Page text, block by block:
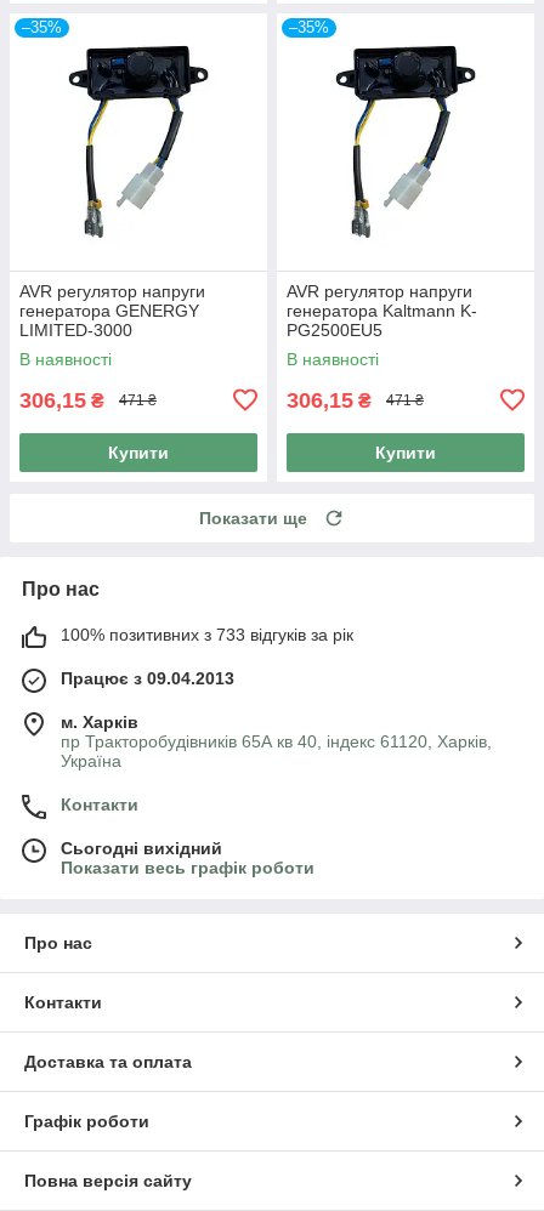
–35%
AVR регулятор напруги
генератора GENERGY
LIMITED-3000
В наявності
306,15 ₴ 471 ₴
Купити
–35%
AVR регулятор напруги
генератора Kaltmann K-
PG2500EU5
В наявності
306,15 ₴ 471 ₴
Купити
Показати ще
Про нас
100% позитивних з 733 відгуків за рік
Працює з 09.04.2013
м. Харків
пр Тракторобудівників 65А кв 40, індекс 61120, Харків,
Україна
Контакти
Сьогодні вихідний
Показати весь графік роботи
Про нас
Контакти
Доставка та оплата
Графік роботи
Повна версія сайту